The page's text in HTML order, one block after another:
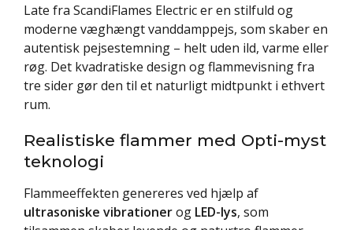
Late fra ScandiFlames Electric er en stilfuld og
moderne væghængt vanddamppejs, som skaber en
autentisk pejsestemning – helt uden ild, varme eller
røg. Det kvadratiske design og flammevisning fra
tre sider gør den til et naturligt midtpunkt i ethvert
rum.
Realistiske flammer med Opti-myst
teknologi
Flammeeffekten genereres ved hjælp af
ultrasoniske vibrationerog LED-lys, som